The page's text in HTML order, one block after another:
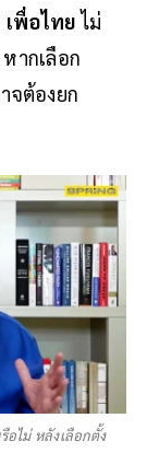
เพื่อไทย ไม่
ากเลือก
จต้องยก
อไม่ หลังเลือกตั้ง